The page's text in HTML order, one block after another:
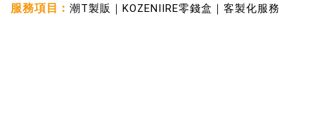
服務項目 : 潮T製販｜KOZENIIRE零錢盒｜客製化服務